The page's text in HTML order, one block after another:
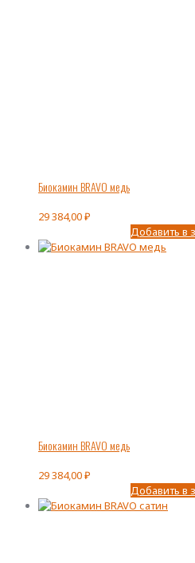
Биокамин BRAVO медь
29 384,00₽
Добавить в
Биокамин BRAVO медь
29 384,00₽
Добавить в